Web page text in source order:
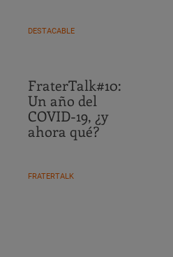
DESTACABLE
FraterTalk#10:
Un año del
COVID-19, ¿y
ahora qué?
FRATERTALK